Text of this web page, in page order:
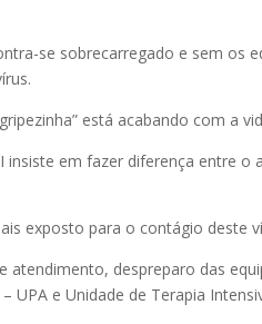
se sobrecarregado e sem os
está acabando com a
insiste em fazer diferença entre
exposto para o contágio deste
atendimento, despreparo das
UPA e Unidade de Terapia